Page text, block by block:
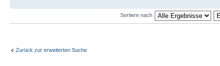
Sortiere nach
Zurück zur erweiterten Suche